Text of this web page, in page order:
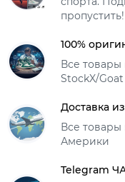
пропустить!
100%
Все
StockX/
Доставка
Все товары
Америки
Telegram